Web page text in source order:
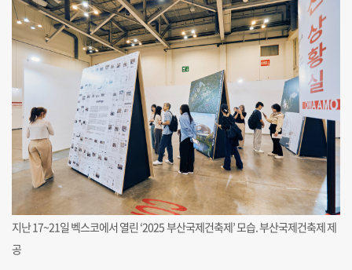
지난 17~21일 벡스코에서 열린 ‘2025 부산국제건축제’ 모습. 부산국제건축제 제
공